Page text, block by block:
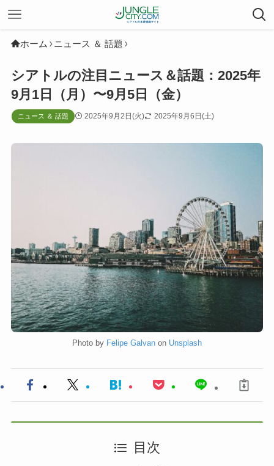
ホーム ニュース ＆ 話題
シアトルの注目ニュース＆話題：2025年
9月1日（月）〜9月5日（金）
ニュース ＆ 話題 2025年9月2日(火) 2025年9月6日(土)
Photo by Felipe Galvan on Unsplash
目次